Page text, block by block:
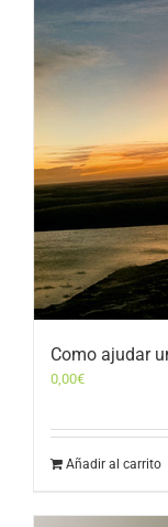
Como ajudar
0,00€
Añadir al carrito